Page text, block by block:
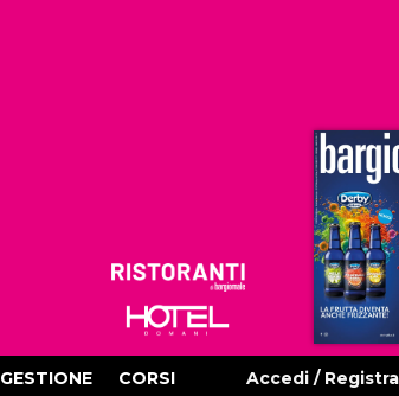
GESTIONE CORSI Accedi /